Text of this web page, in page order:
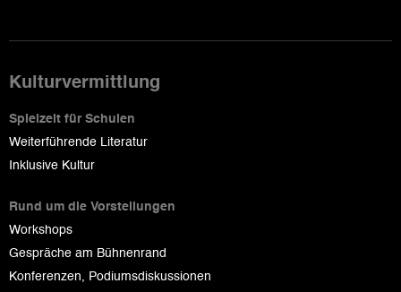
Kulturvermittlung
Spielzeit für Schulen
Weiterführende Literatur
Inklusive Kultur
Rund um die Vorstellungen
Workshops
Gespräche am Bühnenrand
Konferenzen, Podiumsdiskussionen